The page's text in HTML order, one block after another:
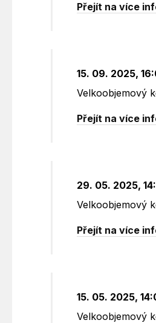
Přejít na více
15. 09. 2025,
Velkoobjemový
Přejít na více
29. 05. 2025,
Velkoobjemový
Přejít na více
15. 05. 2025,
Velkoobjemový